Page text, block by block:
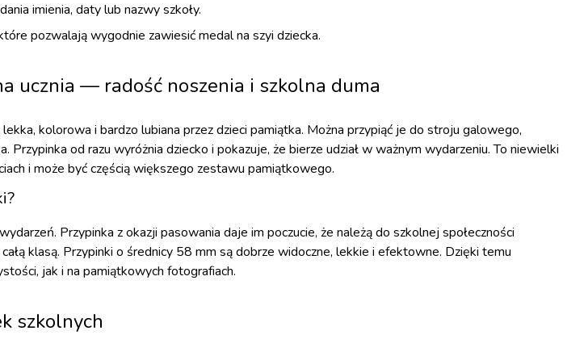
imienia, daty lub nazwy szkoły.
pozwalają wygodnie zawiesić medal na szyi dziecka.
ucznia — radość noszenia i szkolna duma
kolorowa i bardzo lubiana przez dzieci pamiątka. Można przypiąć je do stroju galowego,
Przypinka od razu wyróżnia dziecko i pokazuje, że bierze udział w ważnym wydarzeniu. To niewielki
i może być częścią większego zestawu pamiątkowego.
Przypinka z okazji pasowania daje im poczucie, że należą do szkolnej społeczności
klasą. Przypinki o średnicy 58 mm są dobrze widoczne, lekkie i efektowne. Dzięki temu
jak i na pamiątkowych fotografiach.
szkolnych